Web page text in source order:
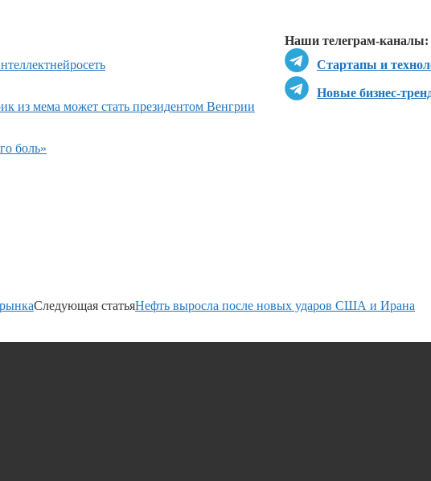
Наши телеграм-каналы:
Стартапы и
Новые бизнес-
нейросеть
из мема может стать президентом Венгрии
боль»
Следующая статьяНефть выросла после новых ударов США и Ирана